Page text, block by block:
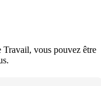
Travail, vous pouvez être